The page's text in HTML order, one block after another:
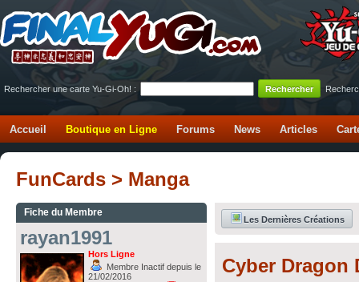
Rechercher une carte Yu-Gi-Oh! :
Accueil Boutique en Ligne Forums News Articles
FunCards > Manga
Fiche du Membre
rayan1991
Hors Ligne
Membre Inactif depuis le
21/02/2016
Les Dernières Créations
Cyber Dragon